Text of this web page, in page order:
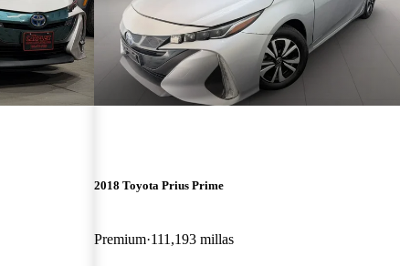
2018 Toyota Prius Prime
Premium 111,193 millas